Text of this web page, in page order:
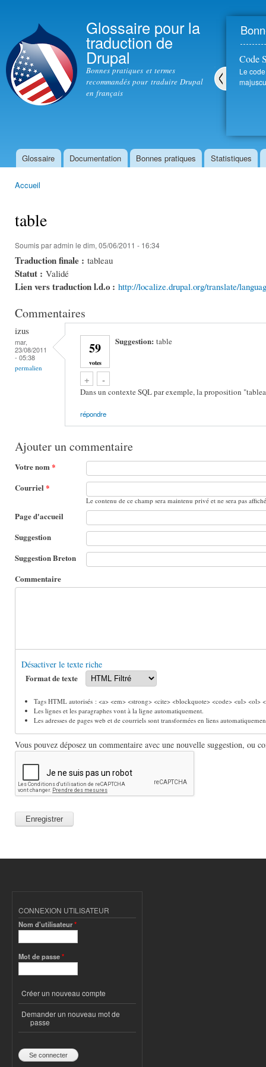
Glossaire pour la
traduction de
Drupal
Bonnes pratiques et termes
recommandés pour traduire Drupal
en français
Code
Le
Menu principal
Glossaire Documentation Bonnes pratiques Statistiques
Accueil
table
Soumis paradmin le dim, 05/06/2011 - 16:34
Traduction finale : tableau
Statut : Validé
Lien vers traduction l.d.o : http://localize.drupal.org/translate/
Commentaires
izus
mar,
23/08/2011
- 05:38
permalien
59
votes
+
Vote up!-
Vote down!
Suggestion:table
Dans un contexte SQL par exemple, la proposition
répondre
Ajouter un commentaire
Votre nom*
Courriel *
Le contenu de ce champ sera maintenu privé et ne sera pas
Page d'accueil
Suggestion
Suggestion Breton
Commentaire
Désactiver le texte riche
Format de texte
Tags HTML autorisés : <a> <em> <strong> <cite> <blockquote> <code> <ul>
Les lignes et les paragraphes vont à la ligne automatiquement.
Les adresses de pages web et de courriels sont transformées en liens
Vous pouvez déposez un commentaire avec une nouvelle suggestion, ou
CONNEXION UTILISATEUR
Nom d'utilisateur*
Mot de passe*
Créer un nouveau compte
Demander un nouveau mot de
passe